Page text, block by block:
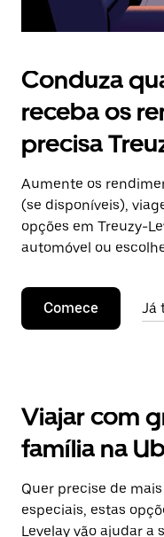
Conduza
receba os
precisa
Aumente os
(se disponíveis),
opções em Treuzy-
automóvel ou
Comece Já
Viajar com
família na
Quer precise de
especiais, estas
Levelay vão ajudar a